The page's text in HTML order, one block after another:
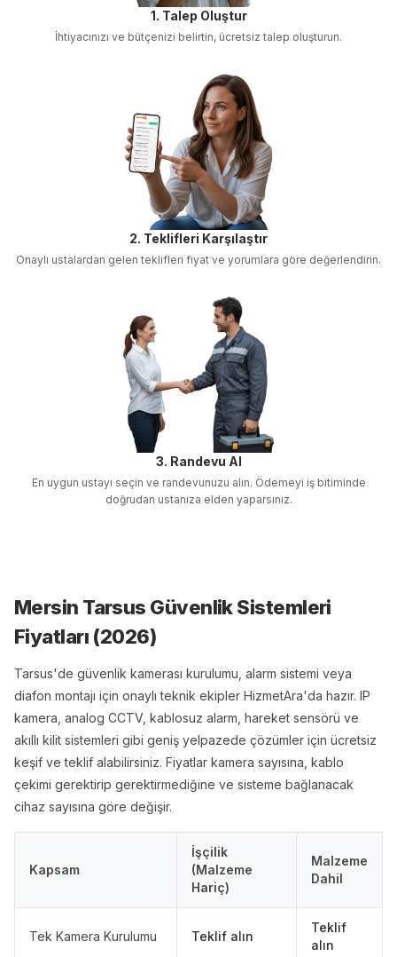
1. Talep Oluştur
İhtiyacınızı ve bütçenizi belirtin, ücretsiz talep oluşturun.
2. Teklifleri Karşılaştır
Onaylı ustalardan gelen teklifleri fiyat ve yorumlara göre değerlendirin.
3. Randevu Al
En uygun ustayı seçin ve randevunuzu alın. Ödemeyi iş bitiminde
doğrudan ustanıza elden yaparsınız.
Mersin Tarsus Güvenlik Sistemleri
Fiyatları (2026)
Tarsus'de güvenlik kamerası kurulumu, alarm sistemi veya
diafon montajı için onaylı teknik ekipler HizmetAra'da hazır. IP
kamera, analog CCTV, kablosuz alarm, hareket sensörü ve
akıllı kilit sistemleri gibi geniş yelpazede çözümler için ücretsiz
keşif ve teklif alabilirsiniz. Fiyatlar kamera sayısına, kablo
çekimi gerektirip gerektirmediğine ve sisteme bağlanacak
cihaz sayısına göre değişir.
Kapsam
İşçilik
(Malzeme
Hariç)
Malzeme
Dahil
Tek Kamera Kurulumu Teklif alın
Teklif
alın